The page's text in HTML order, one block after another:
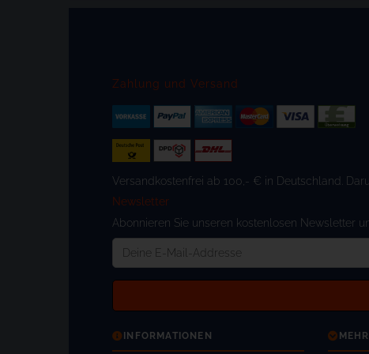
Zahlung und Versand
Versandkostenfrei ab 100,- € in Deutschland.
Newsletter
Abonnieren Sie unseren kostenlosen Newsletter
INFORMATIONEN